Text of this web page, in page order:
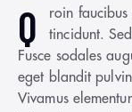
Q
roin faucibus
tincidunt.
Fusce sodales
eget blandit
Vivamus